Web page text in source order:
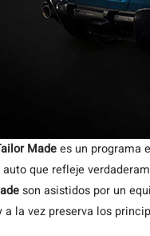
Madees un programa
que refleje
son asistidos por un
a la vez preserva los